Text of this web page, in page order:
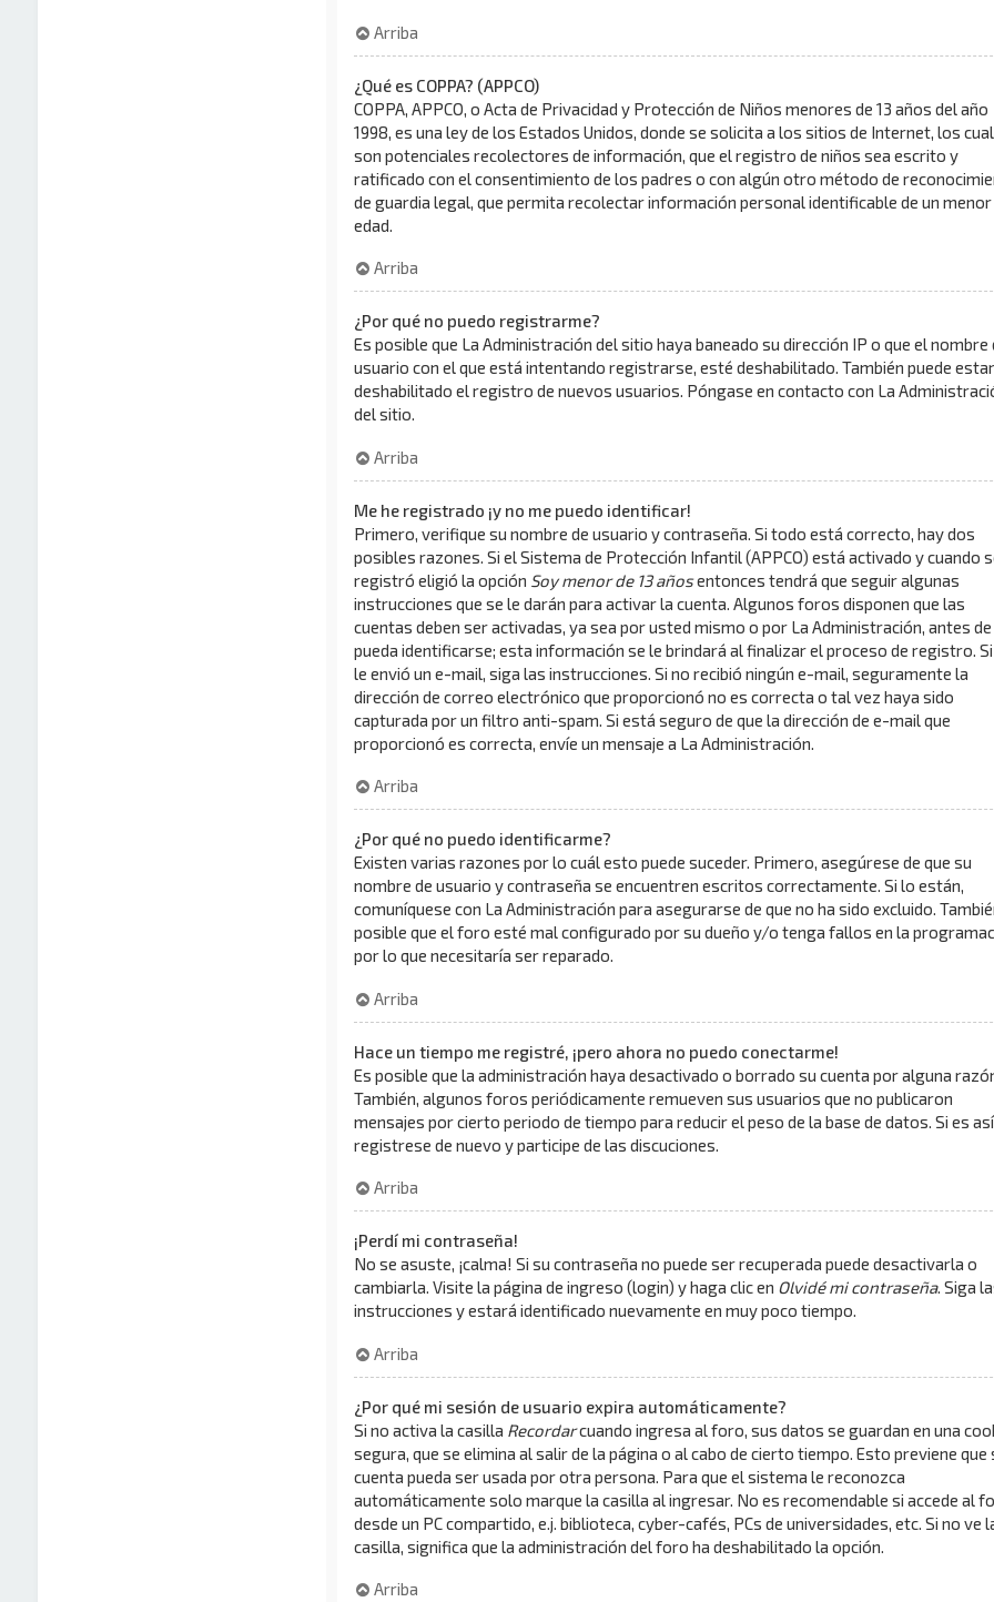
Arriba
¿Qué es COPPA? (APPCO)
COPPA, APPCO, o Acta de Privacidad y Protección de Niños menores de 13 años del año
1998, es una ley de los Estados Unidos, donde se solicita a los sitios de Internet, los
son potenciales recolectores de información, que el registro de niños sea escrito y
ratificado con el consentimiento de los padres o con algún otro método de
de guardia legal, que permita recolectar información personal identificable de un menor
edad.
Arriba
¿Por qué no puedo registrarme?
Es posible que La Administración del sitio haya baneado su dirección IP o que el nombre
usuario con el que está intentando registrarse, esté deshabilitado. También puede estar
deshabilitado el registro de nuevos usuarios. Póngase en contacto con La
del sitio.
Arriba
Me he registrado ¡y no me puedo identificar!
Primero, verifique su nombre de usuario y contraseña. Si todo está correcto, hay dos
posibles razones. Si el Sistema de Protección Infantil (APPCO) está activado y cuando
registró eligió la opción Soy menor de 13 añosentonces tendrá que seguir algunas
instrucciones que se le darán para activar la cuenta. Algunos foros disponen que las
cuentas deben ser activadas, ya sea por usted mismo o por La Administración, antes de
pueda identificarse; esta información se le brindará al finalizar el proceso de registro.
le envió un e-mail, siga las instrucciones. Si no recibió ningún e-mail, seguramente la
dirección de correo electrónico que proporcionó no es correcta o tal vez haya sido
capturada por un filtro anti-spam. Si está seguro de que la dirección de e-mail que
proporcionó es correcta, envíe un mensaje a La Administración.
Arriba
¿Por qué no puedo identificarme?
Existen varias razones por lo cuál esto puede suceder. Primero, asegúrese de que su
nombre de usuario y contraseña se encuentren escritos correctamente. Si lo están,
comuníquese con La Administración para asegurarse de que no ha sido excluido.
posible que el foro esté mal configurado por su dueño y/o tenga fallos en la
por lo que necesitaría ser reparado.
Arriba
Hace un tiempo me registré, ¡pero ahora no puedo conectarme!
Es posible que la administración haya desactivado o borrado su cuenta por alguna
También, algunos foros periódicamente remueven sus usuarios que no publicaron
mensajes por cierto periodo de tiempo para reducir el peso de la base de datos. Si es así,
registrese de nuevo y participe de las discuciones.
Arriba
¡Perdí mi contraseña!
No se asuste, ¡calma! Si su contraseña no puede ser recuperada puede desactivarla o
cambiarla. Visite la página de ingreso (login) y haga clic en Olvidé mi contraseña. Siga
instrucciones y estará identificado nuevamente en muy poco tiempo.
Arriba
¿Por qué mi sesión de usuario expira automáticamente?
Si no activa la casilla Recordarcuando ingresa al foro, sus datos se guardan en una
segura, que se elimina al salir de la página o al cabo de cierto tiempo. Esto previene que
cuenta pueda ser usada por otra persona. Para que el sistema le reconozca
automáticamente solo marque la casilla al ingresar. No es recomendable si accede al
desde un PC compartido, e.j. biblioteca, cyber-cafés, PCs de universidades, etc. Si no ve
casilla, significa que la administración del foro ha deshabilitado la opción.
Arriba